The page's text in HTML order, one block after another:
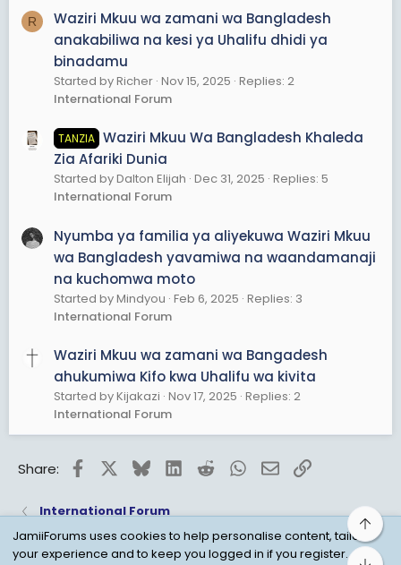
R
Waziri Mkuu wa zamani wa Bangladesh
anakabiliwa na kesi ya Uhalifu dhidi ya
binadamu
Started by Richer Nov 15, 2025 Replies: 2
International Forum
TANZIA Waziri Mkuu Wa Bangladesh Khaleda
Zia Afariki Dunia
Started by Dalton Elijah Dec 31, 2025 Replies: 5
International Forum
Nyumba ya familia ya aliyekuwa Waziri Mkuu
wa Bangladesh yavamiwa na waandamanaji
na kuchomwa moto
Started by Mindyou Feb 6, 2025 Replies: 3
International Forum
Waziri Mkuu wa zamani wa Bangadesh
ahukumiwa Kifo kwa Uhalifu wa kivita
Started by Kijakazi Nov 17, 2025 Replies: 2
International Forum
Share: FacebookBlueskyLinkedInRedditWhatsApp
EmailLink
International Forum
JamiiForums uses cookies to help personalise content, tailor
your experience and to keep you logged in if you register.
Top